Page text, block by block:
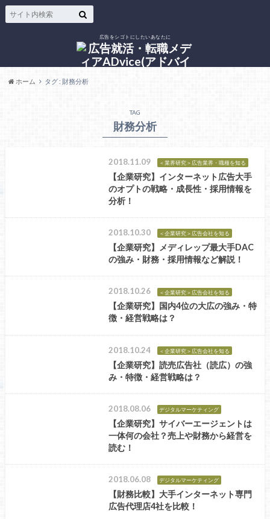
広告をシゴトにしたいあなたに
ホーム タグ : 財務分析
TAG
財務分析
2018.11.09 ＜業界研究＞広告業界・職種を知る
【企業研究】インターネット広告大手
のオプトの戦略・成長性・採用情報を
分析！
2018.10.30 ＜企業研究＞広告会社を知る
【企業研究】メディレップ最大手DAC
の強み・財務・採用情報など解説！
2018.10.26 ＜企業研究＞広告会社を知る
【企業研究】国内4位の大広の強み・特
徴・経営戦略は？
2018.10.24 ＜企業研究＞広告会社を知る
【企業研究】読売広告社（読広）の強
み・特徴・経営戦略は？
2018.08.06 デジタルマーケティング
【企業研究】サイバーエージェントは
一体何の会社？売上や財務から経営を
読む！
2018.06.08 デジタルマーケティング
【財務比較】大手インターネット専門
広告代理店4社を比較！